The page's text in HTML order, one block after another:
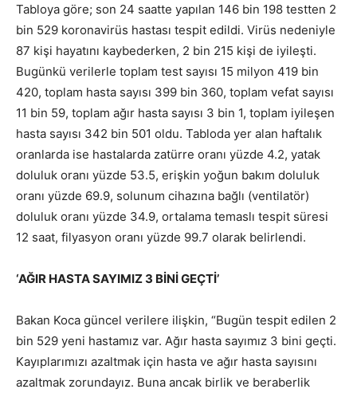
Tabloya göre; son 24 saatte yapılan 146 bin 198 testten 2
bin 529 koronavirüs hastası tespit edildi. Virüs nedeniyle
87 kişi hayatını kaybederken, 2 bin 215 kişi de iyileşti.
Bugünkü verilerle toplam test sayısı 15 milyon 419 bin
420, toplam hasta sayısı 399 bin 360, toplam vefat sayısı
11 bin 59, toplam ağır hasta sayısı 3 bin 1, toplam iyileşen
hasta sayısı 342 bin 501 oldu. Tabloda yer alan haftalık
oranlarda ise hastalarda zatürre oranı yüzde 4.2, yatak
doluluk oranı yüzde 53.5, erişkin yoğun bakım doluluk
oranı yüzde 69.9, solunum cihazına bağlı (ventilatör)
doluluk oranı yüzde 34.9, ortalama temaslı tespit süresi
12 saat, filyasyon oranı yüzde 99.7 olarak belirlendi.
‘AĞIR HASTA SAYIMIZ 3 BİNİ GEÇTİ’
Bakan Koca güncel verilere ilişkin, “Bugün tespit edilen 2
bin 529 yeni hastamız var. Ağır hasta sayımız 3 bini geçti.
Kayıplarımızı azaltmak için hasta ve ağır hasta sayısını
azaltmak zorundayız. Buna ancak birlik ve beraberlik